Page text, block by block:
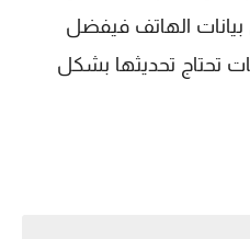
الهاتف فيفضل
تحتاج تحديثها بشكل